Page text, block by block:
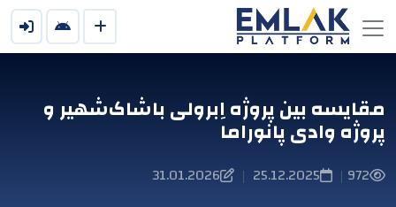
مقایسه بین پروژه اِبرولی باشاک‌شهیر و
پروژه وادی پانوراما
972
|
25.12.2025
|
31.01.2026